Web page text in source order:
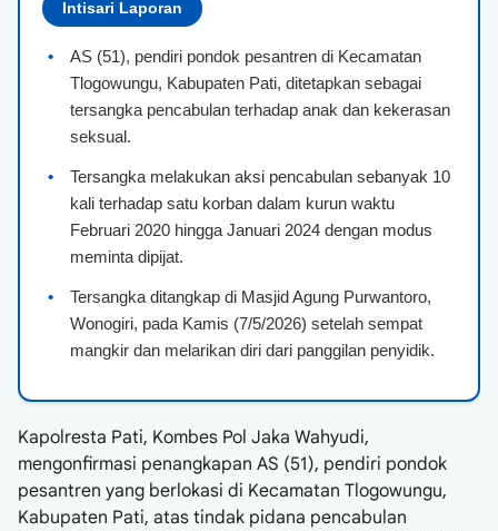
Intisari Laporan
•
AS (51), pendiri pondok pesantren di Kecamatan
Tlogowungu, Kabupaten Pati, ditetapkan sebagai
tersangka pencabulan terhadap anak dan kekerasan
seksual.
•
Tersangka melakukan aksi pencabulan sebanyak 10
kali terhadap satu korban dalam kurun waktu
Februari 2020 hingga Januari 2024 dengan modus
meminta dipijat.
•
Tersangka ditangkap di Masjid Agung Purwantoro,
Wonogiri, pada Kamis (7/5/2026) setelah sempat
mangkir dan melarikan diri dari panggilan penyidik.
Kapolresta Pati, Kombes Pol Jaka Wahyudi,
mengonfirmasi penangkapan AS (51), pendiri pondok
pesantren yang berlokasi di Kecamatan Tlogowungu,
Kabupaten Pati, atas tindak pidana pencabulan